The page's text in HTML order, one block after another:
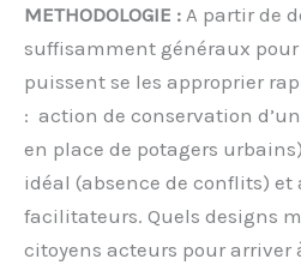
METHODOLOGIE : A partir de
suffisamment généraux
puissent se les approprier
: action de conservation
en place de potagers
idéal (absence de conflits) et
facilitateurs. Quels designs
citoyens acteurs pour arriver